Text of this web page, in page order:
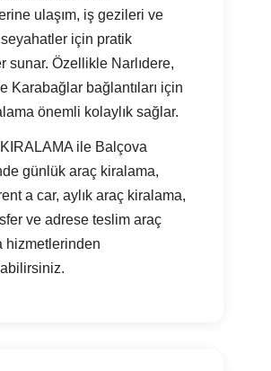
ulaşım, iş gezileri ve
için pratik
sunar. Özellikle Narlıdere,
Karabağlar bağlantıları için
önemli kolaylık sağlar.
ile Balçova
günlük araç kiralama,
a car, aylık araç kiralama,
ve adrese teslim araç
hizmetlerinden